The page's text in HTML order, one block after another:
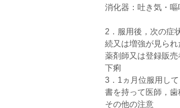
消化器：吐き気・嘔
2．服用後，次の症
続又は増強が見ら
薬剤師又は登録販売
下痢
3．1ヵ月位服用し
書を持って医師，歯
その他の注意